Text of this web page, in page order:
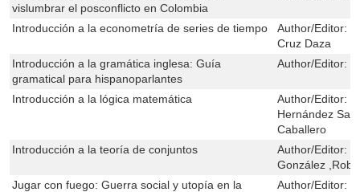
vislumbrar el posconflicto en Colombia
Introducción a la econometría de series de tiempo Author/Editor:
Cruz Daza
Introducción a la gramática inglesa: Guía
gramatical para hispanoparlantes
Author/Editor:
Introducción a la lógica matemática Author/Editor:
Hernández
Caballero
Introducción a la teoría de conjuntos
Author/Editor:
González
Jugar con fuego: Guerra social y utopía en la
Author/Editor: